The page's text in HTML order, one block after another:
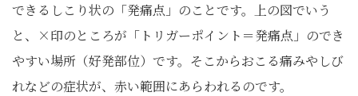
できるしこり状の「発痛点」のことです。上の図でいう
と、×印のところが「トリガーポイント＝発痛点」のでき
やすい場所（好発部位）です。そこからおこる痛みやしび
れなどの症状が、赤い範囲にあらわれるのです。